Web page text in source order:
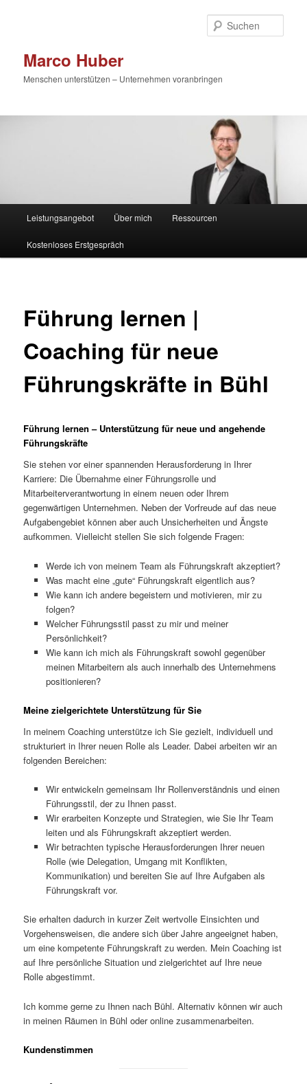
Marco Huber
Menschen unterstützen – Unternehmen voranbringen
Leistungsangebot Über mich Ressourcen
Kostenloses Erstgespräch
Führung lernen |
Coaching für neue
Führungskräfte in Bühl
Führung lernen – Unterstützung für neue und angehende
Führungskräfte
Sie stehen vor einer spannenden Herausforderung in Ihrer
Karriere: Die Übernahme einer Führungsrolle und
Mitarbeiterverantwortung in einem neuen oder Ihrem
gegenwärtigen Unternehmen. Neben der Vorfreude auf das neue
Aufgabengebiet können aber auch Unsicherheiten und Ängste
aufkommen. Vielleicht stellen Sie sich folgende Fragen:
Werde ich von meinem Team als Führungskraft akzeptiert?
Was macht eine „gute“ Führungskraft eigentlich aus?
Wie kann ich andere begeistern und motivieren, mir zu
folgen?
Welcher Führungsstil passt zu mir und meiner
Persönlichkeit?
Wie kann ich mich als Führungskraft sowohl gegenüber
meinen Mitarbeitern als auch innerhalb des Unternehmens
positionieren?
Meine zielgerichtete Unterstützung für Sie
In meinem Coaching unterstütze ich Sie gezielt, individuell und
strukturiert in Ihrer neuen Rolle als Leader. Dabei arbeiten wir an
folgenden Bereichen:
Wir entwickeln gemeinsam Ihr Rollenverständnis und einen
Führungsstil, der zu Ihnen passt.
Wir erarbeiten Konzepte und Strategien, wie Sie Ihr Team
leiten und als Führungskraft akzeptiert werden.
Wir betrachten typische Herausforderungen Ihrer neuen
Rolle (wie Delegation, Umgang mit Konflikten,
Kommunikation) und bereiten Sie auf Ihre Aufgaben als
Führungskraft vor.
Sie erhalten dadurch in kurzer Zeit wertvolle Einsichten und
Vorgehensweisen, die andere sich über Jahre angeeignet haben,
um eine kompetente Führungskraft zu werden. Mein Coaching ist
auf Ihre persönliche Situation und zielgerichtet auf Ihre neue
Rolle abgestimmt.
Ich komme gerne zu Ihnen nach Bühl. Alternativ können wir auch
in meinen Räumen in Bühl oder online zusammenarbeiten.
Kundenstimmen